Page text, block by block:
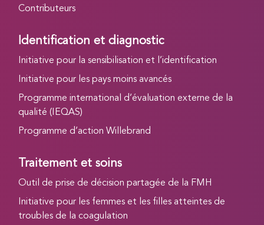
Contributeurs
Identification et diagnostic
Initiative pour la sensibilisation et l’identification
Initiative pour les pays moins avancés
Programme international d’évaluation externe de la
qualité (IEQAS)
Programme d’action Willebrand
Traitement et soins
Outil de prise de décision partagée de la FMH
Initiative pour les femmes et les filles atteintes de
troubles de la coagulation